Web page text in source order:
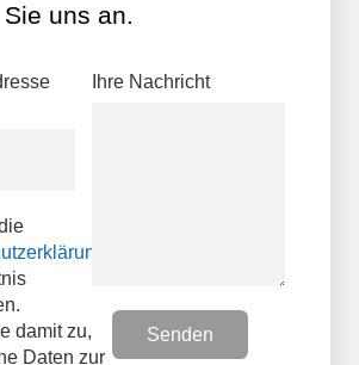
uns an.
damit zu,
Daten zur
Ihre Nachricht